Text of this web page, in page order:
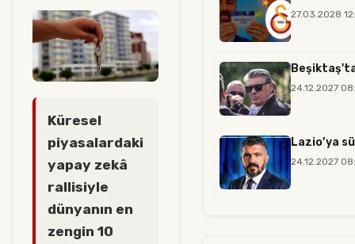
Küresel
piyasalardaki
yapay zekâ
rallisiyle
dünyanın en
zengin 10
27.03.2028
24.12.2027
Lazio’ya
24.12.2027